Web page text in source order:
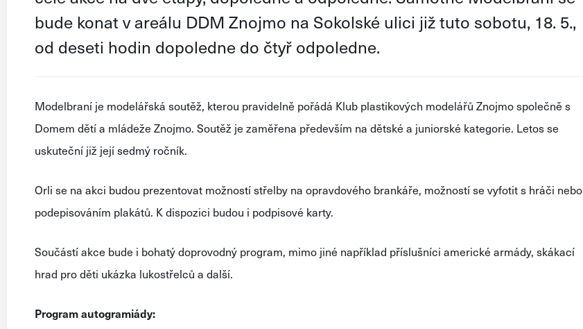
bude konat v areálu DDM Znojmo na Sokolské ulici již tuto sobotu, 18. 5.,
od deseti hodin dopoledne do čtyř odpoledne.
Modelbraní je modelářská soutěž, kterou pravidelně pořádá Klub plastikových modelářů Znojmo společně s
Domem dětí a mládeže Znojmo. Soutěž je zaměřena především na dětské a juniorské kategorie. Letos se
uskuteční již její sedmý ročník.
Orli se na akci budou prezentovat možností střelby na opravdového brankáře, možností se vyfotit s hráči nebo
podepisováním plakátů. K dispozici budou i podpisové karty.
Součástí akce bude i bohatý doprovodný program, mimo jiné například příslušníci americké armády, skákací
hrad pro děti ukázka lukostřelců a další.
Program autogramiády: